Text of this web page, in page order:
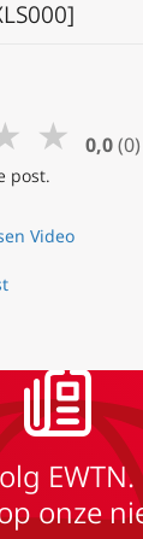
★ 0,0 (0)
post.
Video
EWTN.
onze